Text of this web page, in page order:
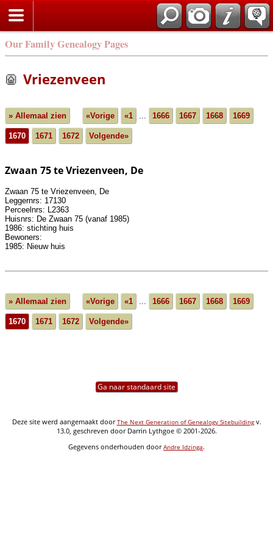
Our Family Genealogy Pages
Vriezenveen
» Allemaal zien «Vorige «1 ... 1666 1667 1668 1669
1670 1671 1672 Volgende»
Zwaan 75 te Vriezenveen, De
Zwaan 75 te Vriezenveen, De
Leggernrs: 17130
Perceelnrs: L2363
Huisnrs: De Zwaan 75 (vanaf 1985)
1986: stichting huis
Bewoners:
1985: Nieuw huis
» Allemaal zien «Vorige «1 ... 1666 1667 1668 1669
1670 1671 1672 Volgende»
Ga naar standaard site
Deze site werd aangemaakt doorThe Next Generation of Genealogy Sitebuildingv.
13.0, geschreven door Darrin Lythgoe © 2001-2026.
Gegevens onderhouden doorAndre Idzinga.